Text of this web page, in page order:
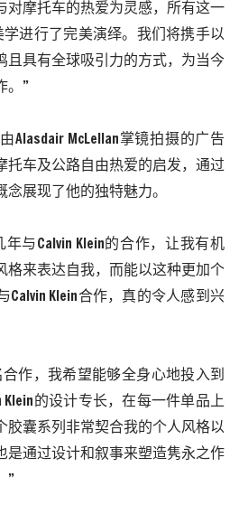
对摩托车的热爱为灵感，所有这一
学进行了完美演绎。我们将携手以
且具有全球吸引力的方式，为当今
。”
Alasdair McLellan 掌镜拍摄的广告
托车及公路自由热爱的启发，通过
展现了他的独特魅力。
年与 Calvin Klein 的合作，让我有机
格来表达自我，而能以这种更加个
Calvin Klein合作，真的令人感到兴
作，我希望能够全身心地投入到
Klein 的设计专长，在每一件单品上
胶囊系列非常契合我的个人风格以
是通过设计和叙事来塑造隽永之作
”